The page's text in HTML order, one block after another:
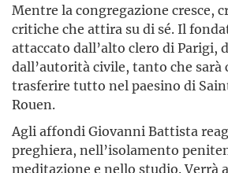
Mentre la congregazione cresce,
critiche che attira su di sé. Il
attaccato dall’alto clero di Parigi,
dall’autorità civile, tanto che sarà
trasferire tutto nel paesino di
Rouen.
Agli affondi Giovanni Battista
preghiera, nell’isolamento
meditazione e nello studio. Verrà